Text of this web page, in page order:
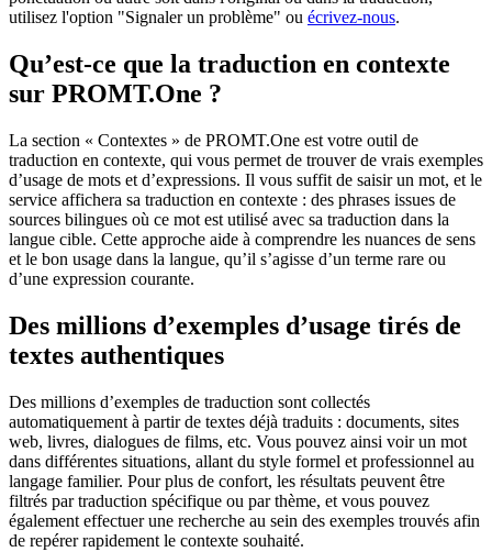
utilisez l'option "Signaler un problème" ou écrivez-nous.
Qu’est-ce que la traduction en contexte
sur PROMT.One ?
La section « Contextes » de PROMT.One est votre outil de
traduction en contexte, qui vous permet de trouver de vrais exemples
d’usage de mots et d’expressions. Il vous suffit de saisir un mot, et le
service affichera sa traduction en contexte : des phrases issues de
sources bilingues où ce mot est utilisé avec sa traduction dans la
langue cible. Cette approche aide à comprendre les nuances de sens
et le bon usage dans la langue, qu’il s’agisse d’un terme rare ou
d’une expression courante.
Des millions d’exemples d’usage tirés de
textes authentiques
Des millions d’exemples de traduction sont collectés
automatiquement à partir de textes déjà traduits : documents, sites
web, livres, dialogues de films, etc. Vous pouvez ainsi voir un mot
dans différentes situations, allant du style formel et professionnel au
langage familier. Pour plus de confort, les résultats peuvent être
filtrés par traduction spécifique ou par thème, et vous pouvez
également effectuer une recherche au sein des exemples trouvés afin
de repérer rapidement le contexte souhaité.